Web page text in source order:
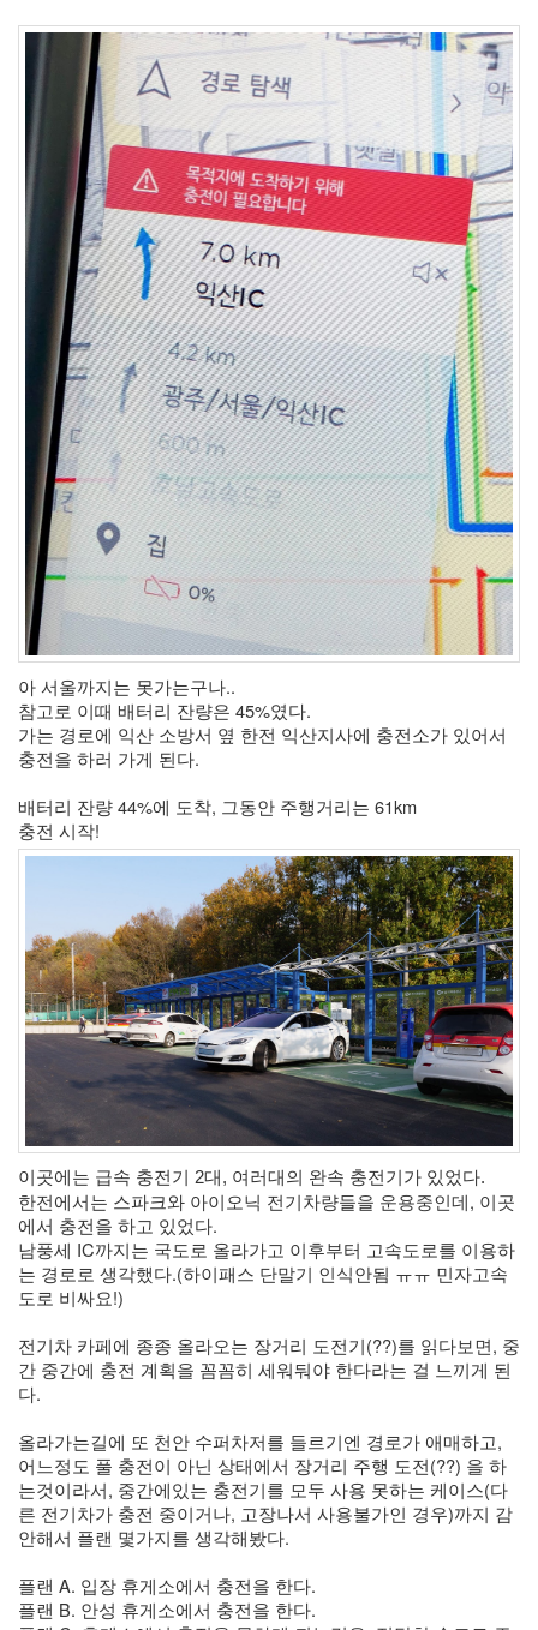
아 서울까지는 못가는구나..
참고로 이때 배터리 잔량은 45%였다.
가는 경로에 익산 소방서 옆 한전 익산지사에 충전소가 있어서
충전을 하러 가게 된다.
배터리 잔량 44%에 도착, 그동안 주행거리는 61km
충전 시작!
이곳에는 급속 충전기 2대, 여러대의 완속 충전기가 있었다.
한전에서는 스파크와 아이오닉 전기차량들을 운용중인데, 이곳
에서 충전을 하고 있었다.
남풍세 IC까지는 국도로 올라가고 이후부터 고속도로를 이용하
는 경로로 생각했다.(하이패스 단말기 인식안됨 ㅠㅠ 민자고속
도로 비싸요!)
전기차 카페에 종종 올라오는 장거리 도전기(??)를 읽다보면, 중
간 중간에 충전 계획을 꼼꼼히 세워둬야 한다라는 걸 느끼게 된
다.
올라가는길에 또 천안 수퍼차저를 들르기엔 경로가 애매하고,
어느정도 풀 충전이 아닌 상태에서 장거리 주행 도전(??) 을 하
는것이라서, 중간에있는 충전기를 모두 사용 못하는 케이스(다
른 전기차가 충전 중이거나, 고장나서 사용불가인 경우)까지 감
안해서 플랜 몇가지를 생각해봤다.
플랜 A. 입장 휴게소에서 충전을 한다.
플랜 B. 안성 휴게소에서 충전을 한다.
S
by
kfmes
전...
by
kfmes
테
슬
라
모
델
S
퍼
모
드
차
량
용
220v
터
로
노...
by
kfmes